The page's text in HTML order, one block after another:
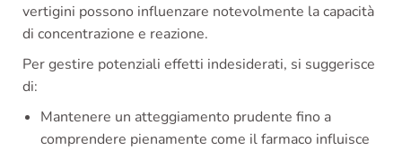
vertigini possono influenzare notevolmente la capacità
di concentrazione e reazione.
Per gestire potenziali effetti indesiderati, si suggerisce
di:
Mantenere un atteggiamento prudente fino a
comprendere pienamente come il farmaco influisce